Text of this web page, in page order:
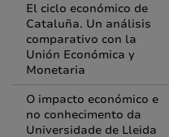
El ciclo económico de
Cataluña. Un análisis
comparativo con la
Unión Económica y
Monetaria
O impacto económico e
no conhecimento da
Universidade de Lleida